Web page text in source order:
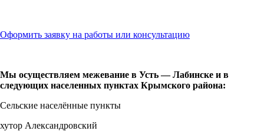
Оформить заявку на работы или консультацию
Мы осуществляем межевание в Усть — Лабинске и в
следующих населенных пунктах Крымского района:
Сельские населённые пункты
хутор Александровский